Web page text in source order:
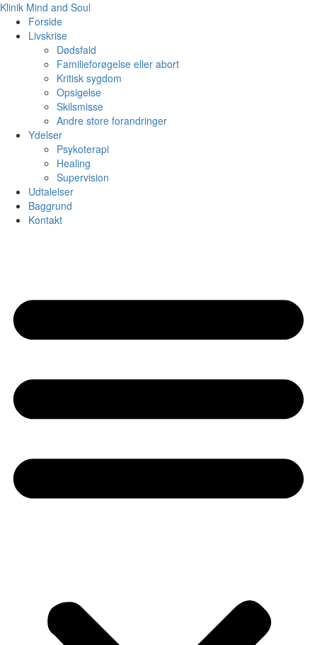
Klinik Mind and Soul
Forside
Livskrise
Dødsfald
Familieforøgelse eller abort
Kritisk sygdom
Opsigelse
Skilsmisse
Andre store forandringer
Ydelser
Psykoterapi
Healing
Supervision
Udtalelser
Baggrund
Kontakt